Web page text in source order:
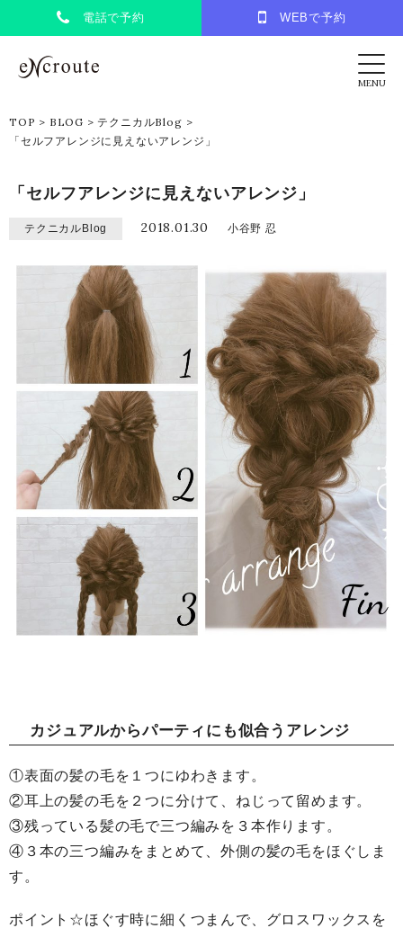
電話で予約 WEBで予約
eNcroute｜葛西・江戸川区の美容室 アンク
MENU
TOP > BLOG > テクニカルBlog >
「セルフアレンジに見えないアレンジ」
「セルフアレンジに見えないアレンジ」
テクニカルBlog 2018.01.30 小谷野 忍
カジュアルからパーティにも似合うアレンジ
①表面の髪の毛を１つにゆわきます。
②耳上の髪の毛を２つに分けて、ねじって留めます。
③残っている髪の毛で三つ編みを３本作ります。
④３本の三つ編みをまとめて、外側の髪の毛をほぐしま
す。
ポイント☆ほぐす時に細くつまんで、グロスワックスを